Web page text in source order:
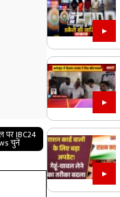
पर IBC24
चुनें